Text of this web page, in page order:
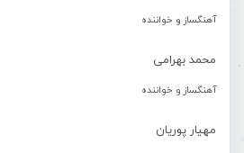
آهنگساز و خواننده
محمد بهرامی
آهنگساز و خواننده
مهیار پوریان